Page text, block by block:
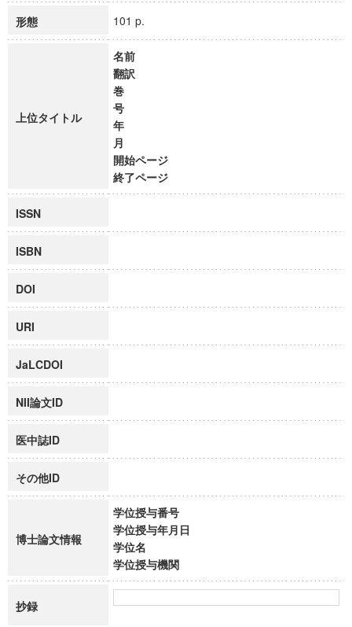
形態 101 p.
上位タイトル
名前
翻訳
巻
号
年
月
開始ページ
終了ページ
ISSN
ISBN
DOI
URI
JaLCDOI
NII論文ID
医中誌ID
その他ID
博士論文情報
学位授与番号
学位授与年月日
学位名
学位授与機関
抄録